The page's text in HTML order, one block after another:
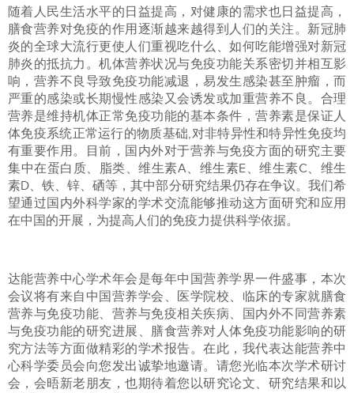
随着人民生活水平的日益提高，对健康的需求也日益提高，
膳食营养对免疫的作用逐渐越来越得到人们的关注。新冠肺
炎的全球大流行更使人们重视吃什么、如何吃能增强对新冠
肺炎的抵抗力。机体营养状况与免疫功能关系密切并相互影
响，营养不良导致免疫功能减退，易发生感染甚至肿瘤，而
严重的感染或长期慢性感染又会诱发或加重营养不良。合理
营养是维持机体正常免疫功能的基本条件，营养素是保证人
体免疫系统正常运行的物质基础,对非特异性和特异性免疫均
有重要作用。目前，国内外对于营养与免疫方面的研究主要
集中在蛋白质、脂类、维生素A、维生素E、维生素C、维生
素D、铁、锌、硒等，其中部分研究结果仍存在争议。我们希
望通过国内外科学家的学术交流能够推动这方面研究和应用
在中国的开展，为提高人们的免疫力提供科学依据。
达能营养中心学术年会是每年中国营养学界一件盛事，本次
会议将有来自中国营养学会、医学院校、临床的专家就膳食
营养与免疫功能、营养与免疫相关疾病、国内外不同营养素
与免疫功能的研究进展、膳食营养对人体免疫功能影响的研
究方法等方面做精彩的学术报告。在此，我代表达能营养中
心科学委员会向您发出诚挚地邀请。请您光临本次学术研讨
会，会晤新老朋友，也期待着您以研究论文、研究结果和以